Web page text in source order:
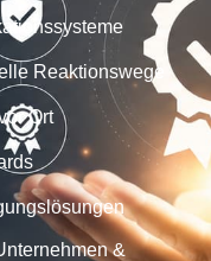
Reaktionswege
Ort
&